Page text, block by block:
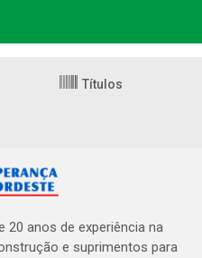
Títulos
20 anos de experiência na
e suprimentos para